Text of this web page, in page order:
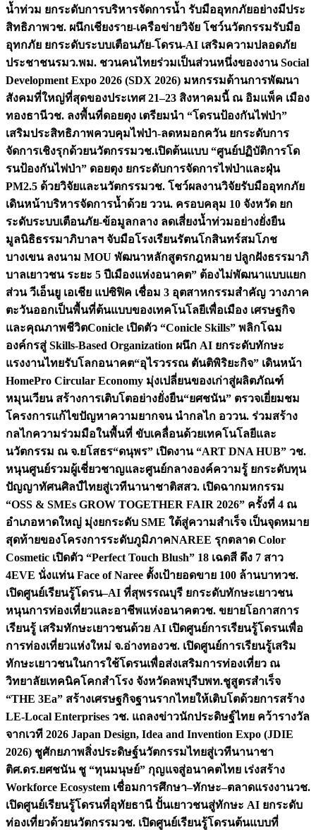
น้ำท่วม ยกระดับการบริหารจัดการน้ำ รับมืออุทกภัยอย่างมีประ
สิทธิภาพวช. ผนึกเชียงราย-เครือข่ายวิจัย โชว์นวัตกรรมรับมือ
อุทกภัย ยกระดับระบบเตือนภัย-โดรน-AI เสริมความปลอดภัย
ประชาชนรมว.พม. ชวนคนไทยร่วมเป็นส่วนหนึ่งของงาน Social
Development Expo 2026 (SDX 2026) มหกรรมด้านการพัฒนา
สังคมที่ใหญ่ที่สุดของประเทศ 21–23 สิงหาคมนี้ ณ อิมแพ็ค เมือง
ทองธานีวช. ลงพื้นที่ดอยตุง เตรียมนำ “โดรนป้องกันไฟป่า”
เสริมประสิทธิภาพควบคุมไฟป่า-ลดหมอกควัน ยกระดับการ
จัดการเชิงรุกด้วยนวัตกรรมวช.เปิดต้นแบบ “ศูนย์ปฏิบัติการโด
รนป้องกันไฟป่า” ดอยตุง ยกระดับการจัดการไฟป่าและฝุ่น
PM2.5 ด้วยวิจัยและนวัตกรรมวช. โชว์ผลงานวิจัยรับมืออุทกภัย
เดินหน้าบริหารจัดการน้ำด้วย ววน. ครอบคลุม 10 จังหวัด ยก
ระดับระบบเตือนภัย-ข้อมูลกลาง ลดเสี่ยงน้ำท่วมอย่างยั่งยืน
มูลนิธิธรรมาภิบาลฯ จับมือโรงเรียนรัตนโกสินทร์สมโภช
บางเขน ลงนาม MOU พัฒนาหลักสูตรกฎหมาย ปลูกฝังธรรมาภิ
บาลเยาวชน ระยะ 5 ปีเมืองแห่งอนาคต” ต้องไม่พัฒนาแบบแยก
ส่วน วีเอ็นยู เอเชีย แปซิฟิค เชื่อม 3 อุตสาหกรรมสำคัญ วางภาค
ตะวันออกเป็นพื้นที่ต้นแบบของเทคโนโลยีเพื่อเมือง เศรษฐกิจ
และคุณภาพชีวิตConicle เปิดตัว “Conicle Skills” พลิกโฉม
องค์กรสู่ Skills-Based Organization ผนึก AI ยกระดับทักษะ
แรงงานไทยรับโลกอนาคต“อุไรวรรณ ตันติพิริยะกิจ” เดินหน้า
HomePro Circular Economy มุ่งเปลี่ยนของเก่าสู่ผลิตภัณฑ์
หมุนเวียน สร้างการเติบโตอย่างยั่งยืน“ยศชนัน” ตรวจเยี่ยมชม
โครงการแก้ไขปัญหาความยากจน นำกลไก อววน. ร่วมสร้าง
กลไกความร่วมมือในพื้นที่ ขับเคลื่อนด้วยเทคโนโลยีและ
นวัตกรรม ณ จ.ยโสธร“ดนุพร” เปิดงาน “ART DNA HUB” วช.
หนุนศูนย์รวมผู้เชี่ยวชาญและศูนย์กลางองค์ความรู้ ยกระดับทุน
ปัญญาทัศนศิลป์ไทยสู่เวทีนานาชาติสสว. เปิดฉากมหกรรม
“OSS & SMEs GROW TOGETHER FAIR 2026” ครั้งที่ 4 ณ
อำเภอหาดใหญ่ มุ่งยกระดับ SME ใต้สู่ความสำเร็จ เป็นจุดหมาย
สุดท้ายของโครงการระดับภูมิภาคNAREE รุกตลาด Color
Cosmetic เปิดตัว “Perfect Touch Blush” 18 เฉดสี ดึง 7 สาว
4EVE นั่งแท่น Face of Naree ตั้งเป้ายอดขาย 100 ล้านบาทวช.
เปิดศูนย์เรียนรู้โดรน–AI ที่สุพรรณบุรี ยกระดับทักษะเยาวชน
หนุนการท่องเที่ยวและอาชีพแห่งอนาคตวช. ขยายโอกาสการ
เรียนรู้ เสริมทักษะเยาวชนด้วย AI เปิดศูนย์การเรียนรู้โดรนเพื่อ
การท่องเที่ยวแห่งใหม่ จ.อ่างทองวช. เปิดศูนย์การเรียนรู้เสริม
ทักษะเยาวชนในการใช้โดรนเพื่อส่งเสริมการท่องเที่ยว ณ
วิทยาลัยเทคนิคโคกสำโรง จังหวัดลพบุรีบพท.ชูสูตรสำเร็จ
“THE 3Ea” สร้างเศรษฐกิจฐานรากไทยให้เติบโตด้วยการสร้าง
LE-Local Enterprises วช. แถลงข่าวนักประดิษฐ์ไทย คว้ารางวัล
จากเวที 2026 Japan Design, Idea and Invention Expo (JDIE
2026) ชูศักยภาพสิ่งประดิษฐ์นวัตกรรมไทยสู่เวทีนานาชา
ติศ.ดร.ยศชนัน ชู “ทุนมนุษย์” กุญแจสู่อนาคตไทย เร่งสร้าง
Workforce Ecosystem เชื่อมการศึกษา–ทักษะ–ตลาดแรงงานวช.
เปิดศูนย์เรียนรู้โดรนที่อุทัยธานี ปั้นเยาวชนสู่ทักษะ AI ยกระดับ
ท่องเที่ยวด้วยนวัตกรรมวช. เปิดศูนย์เรียนรู้โดรนต้นแบบที่